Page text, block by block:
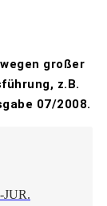
großer
z.B.
07/2008.